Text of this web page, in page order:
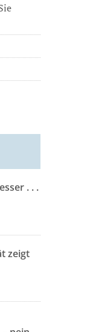
. . .
zeigt